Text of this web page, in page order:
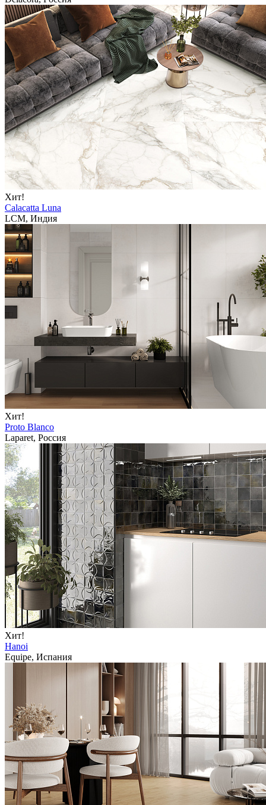
Хит!
Calacatta Luna
LCM, Индия
Хит!
Proto Blanco
Laparet, Россия
Хит!
Hanoi
Equipe, Испания